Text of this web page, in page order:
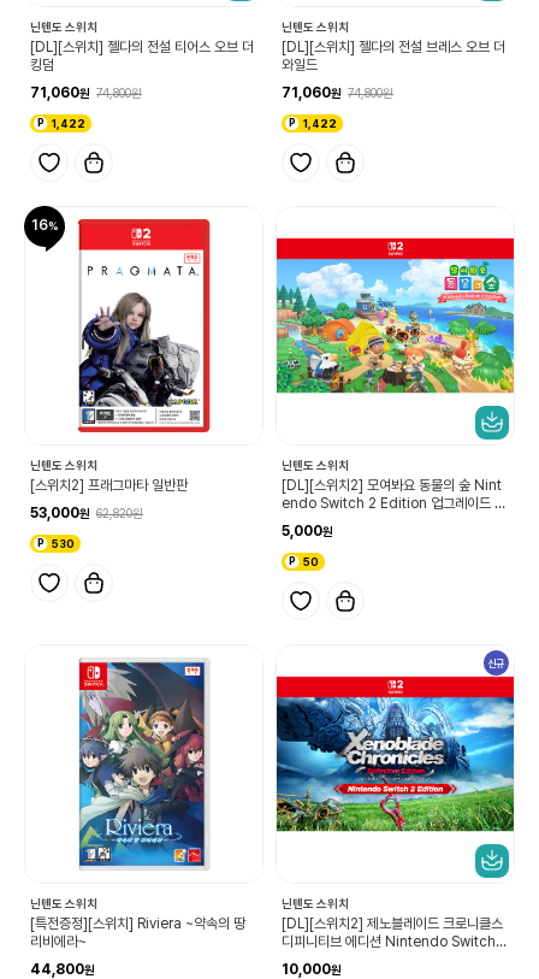
닌텐도 스위치
[DL][스위치] 젤다의 전설 티어스 오브 더
킹덤
71,060
74,800
1,422
닌텐도 스위치
[DL][스위치] 젤다의 전설 브레스 오브 더
와일드
71,060
74,800
1,422
16
닌텐도 스위치
[스위치2] 프래그마타 일반판
53,000
62,820
530
닌텐도 스위치
[DL][스위치2] 모여봐요 동물의 숲 Nint
endo Switch 2 Edition 업그레이드 패
스
5,000
50
닌텐도 스위치
[특전증정][스위치] Riviera ~약속의 땅
리비에라~
44,800
신규
닌텐도 스위치
[DL][스위치2] 제노블레이드 크로니클스
디피니티브 에디션 Nintendo Switch 2
Edition 업그레이드 패스
10,000